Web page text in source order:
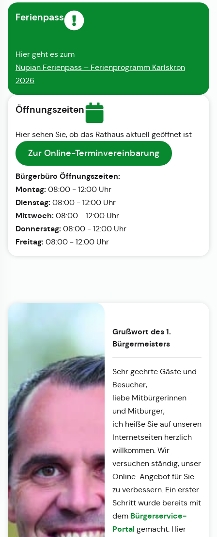
Ferienpass
Hier geht es zum
Nupian Ferienpass – Ferienprogramm Karlskron
2026
Öffnungszeiten
Hier sehen Sie, ob das Rathaus aktuell geöffnet ist
Zur Online-Terminvereinbarung
Bürgerbüro Öffnungszeiten:
Montag: 08:00 - 12:00 Uhr
Dienstag: 08:00 - 12:00 Uhr
Mittwoch: 08:00 - 12:00 Uhr
Donnerstag: 08:00 - 12:00 Uhr
Freitag: 08:00 - 12:00 Uhr
Grußwort des 1.
Bürgermeisters
Sehr geehrte Gäste und
Besucher,
liebe Mitbürgerinnen
und Mitbürger,
ich heiße Sie auf unseren
Internetseiten herzlich
willkommen. Wir
versuchen ständig, unser
Online-Angebot für Sie
zu verbessern. Ein erster
Schritt wurde bereits mit
dem Bürgerservice-
Portalgemacht. Hier